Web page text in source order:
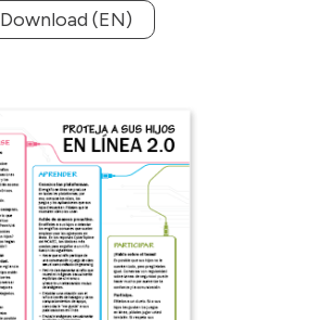
Download (EN)